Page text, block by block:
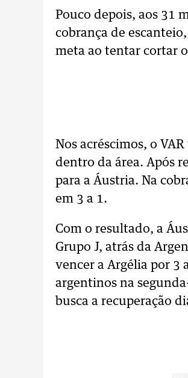
Pouco depois, aos 31
cobrança de
meta ao tentar cortar
Nos acréscimos, o
dentro da área. Após
para a Áustria. Na
em 3 a 1.
Com o resultado, a
Grupo J, atrás da
vencer a Argélia por 3
argentinos na
busca a recuperação